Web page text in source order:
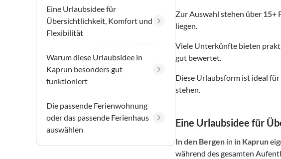
Eine Urlaubsidee für
Übersichtlichkeit, Komfort und
Flexibilität
Warum diese Urlaubsidee in
Kaprun besonders gut
funktioniert
Die passende Ferienwohnung
oder das passende Ferienhaus
auswählen
Zur Auswahl stehen über 15+
liegen.
Viele Unterkünfte bieten
gut bewertet.
Diese Urlaubsform ist ideal
stehen.
Eine Urlaubsidee für
In den Bergen in in Kaprun
während des gesamten